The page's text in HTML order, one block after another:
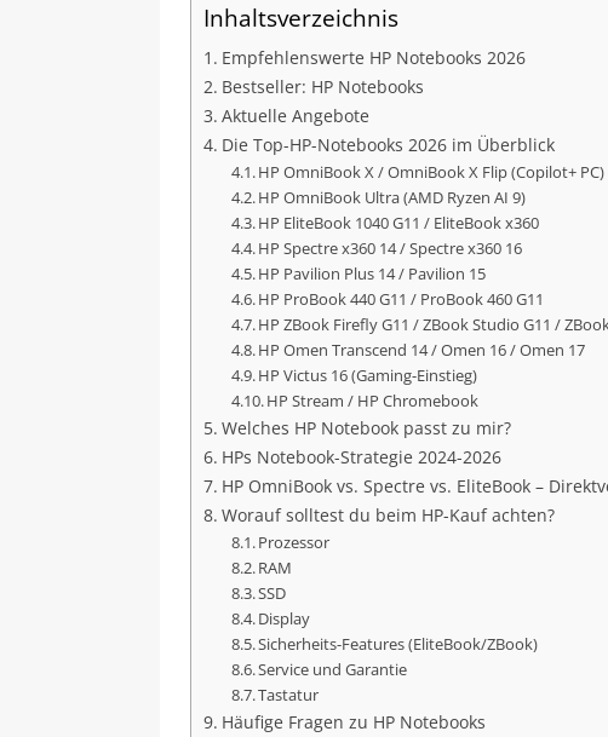
Inhaltsverzeichnis
Empfehlenswerte HP Notebooks 2026
Bestseller: HP Notebooks
Aktuelle Angebote
Die Top-HP-Notebooks 2026 im Überblick
HP OmniBook X / OmniBook X Flip (Copilot+ PC)
HP OmniBook Ultra (AMD Ryzen AI 9)
HP EliteBook 1040 G11 / EliteBook x360
HP Spectre x360 14 / Spectre x360 16
HP Pavilion Plus 14 / Pavilion 15
HP ProBook 440 G11 / ProBook 460 G11
HP ZBook Firefly G11 / ZBook Studio G11 /
HP Omen Transcend 14 / Omen 16 / Omen 17
HP Victus 16 (Gaming-Einstieg)
HP Stream / HP Chromebook
Welches HP Notebook passt zu mir?
HPs Notebook-Strategie 2024-2026
HP OmniBook vs. Spectre vs. EliteBook –
Worauf solltest du beim HP-Kauf achten?
Prozessor
RAM
SSD
Display
Sicherheits-Features (EliteBook/ZBook)
Service und Garantie
Tastatur
Häufige Fragen zu HP Notebooks